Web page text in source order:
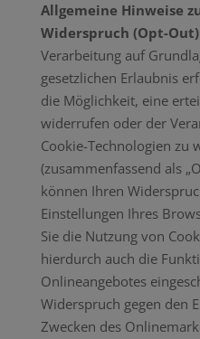
Allgemeine Hinweise
Widerspruch (Opt-
Verarbeitung auf
gesetzlichen Erlaubnis
die Möglichkeit, eine
widerrufen oder der
Cookie-Technologien zu
(zusammenfassend als
können Ihren
Einstellungen Ihres
Sie die Nutzung von
hierdurch auch die
Onlineangebotes
Widerspruch gegen den
Zwecken des